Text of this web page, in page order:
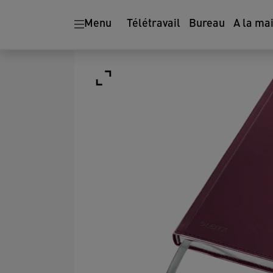
Menu Télétravail Bureau A la